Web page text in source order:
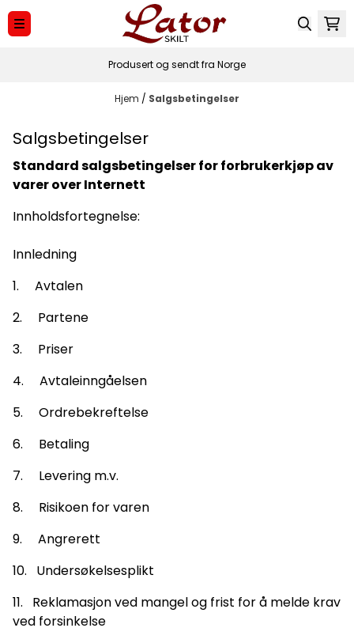
Hopp til innhold
Produsert og sendt fra Norge
Hjem / Salgsbetingelser
Salgsbetingelser
Standard salgsbetingelser for forbrukerkjøp av
varer overInternett
Innholdsfortegnelse:
Innledning
1. Avtalen
2. Partene
3. Priser
4. Avtaleinngåelsen
5. Ordrebekreftelse
6. Betaling
7. Levering m.v.
8. Risikoen for varen
9. Angrerett
10. Undersøkelsesplikt
11. Reklamasjon ved mangel og frist for å melde krav
ved forsinkelse